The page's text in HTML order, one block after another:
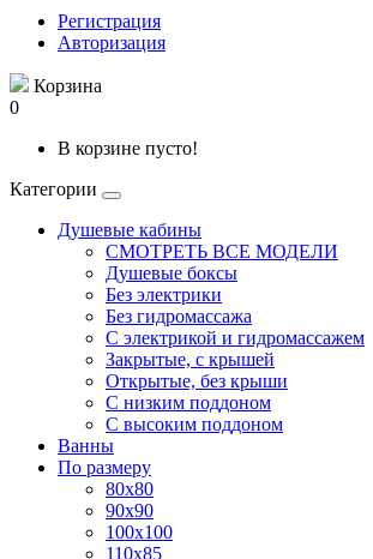
Регистрация
Авторизация
Корзина
0
В корзине пусто!
Категории
Душевые кабины
СМОТРЕТЬ ВСЕ МОДЕЛИ
Душевые боксы
Без электрики
Без гидромассажа
С электрикой и гидромассажем
Закрытые, с крышей
Открытые, без крыши
С низким поддоном
С высоким поддоном
Ванны
По размеру
80x80
90x90
100x100
110x85